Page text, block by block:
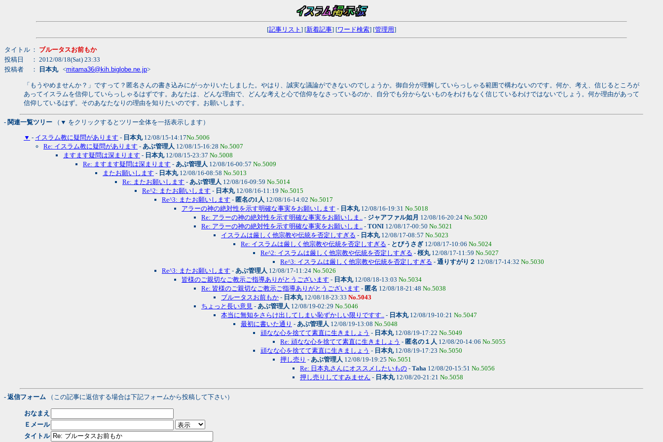
[記事リスト ] [新着記事] [ワード検索] [管理用]
タイトル ： ブルータスお前もか
投稿日
： 2012/08/18(Sat) 23:33
投稿者
： 日本丸<mitama36@kih.biglobe.ne.jp>
「もうやめませんか？」ですって？匿名さんの書き込みにがっかりいたしました。やはり、誠実な議論ができないのでしょうか。御自分が理解していらっしゃる範囲で構わないのです。何か、考え、信じるところが
あってイスラムを信仰していらっしゃるはずです。あなたは、どんな理由で、どんな考えと心で信仰をなさっているのか、自分でも分からないものをわけもなく信じているわけではないでしょう。何か理由があって
信仰しているはず。そのあなたなりの理由を知りたいのです。お願いします。
- 関連一覧ツリー （▼ をクリックするとツリー全体を一括表示します）
▼ - イスラム教に疑問があります - 日本丸12/08/15-14:17No.5006
Re: イスラム教に疑問があります - あぶ管理人 12/08/15-16:28 No.5007
ますます疑問は深まります - 日本丸12/08/15-23:37 No.5008
Re: ますます疑問は深まります - あぶ管理人 12/08/16-00:57 No.5009
またお願いします - 日本丸12/08/16-08:58 No.5013
Re: またお願いします - あぶ管理人 12/08/16-09:59 No.5014
Re^2: またお願いします - 日本丸12/08/16-11:19 No.5015
Re^3: またお願いします - 匿名の1人 12/08/16-14:02 No.5017
アラーの神の絶対性を示す明確な事実をお願いします - 日本丸12/08/16-19:31 No.5018
Re: アラーの神の絶対性を示す明確な事実をお願いしま.. - ジャアファル如月 12/08/16-20:24 No.5020
Re: アラーの神の絶対性を示す明確な事実をお願いしま.. - TONI 12/08/17-00:50 No.5021
イスラムは厳しく他宗教や伝統を否定しすぎる - 日本丸12/08/17-08:57 No.5023
Re: イスラムは厳しく他宗教や伝統を否定しすぎる - とびうさぎ 12/08/17-10:06 No.5024
Re^2: イスラムは厳しく他宗教や伝統を否定しすぎる - 桜丸12/08/17-11:59 No.5027
Re^3: イスラムは厳しく他宗教や伝統を否定しすぎる - 通りすがり２ 12/08/17-14:32 No.5030
Re^3: またお願いします - あぶ管理人 12/08/17-11:24 No.5026
皆様のご親切なご教示ご指導ありがとうございます - 日本丸12/08/18-13:03 No.5034
Re: 皆様のご親切なご教示ご指導ありがとうございます - 匿名 12/08/18-21:48 No.5038
ブルータスお前もか - 日本丸12/08/18-23:33 No.5043
ちょっと長い意見 - あぶ管理人 12/08/19-02:29 No.5046
本当に無知をさらけ出してしまい恥ずかしい限りですす.. - 日本丸12/08/19-10:21 No.5047
最初に書いた通り - あぶ管理人 12/08/19-13:08 No.5048
頑なな心を捨てて素直に生きましょう - 日本丸12/08/19-17:22 No.5049
Re: 頑なな心を捨てて素直に生きましょう - 匿名の１人 12/08/20-14:06 No.5055
頑なな心を捨てて素直に生きましょう - 日本丸12/08/19-17:23 No.5050
押し売り - あぶ管理人 12/08/19-19:25 No.5051
Re: 日本丸さんにオススメしたいもの - Taha 12/08/20-15:51 No.5056
押し売りしてすみません - 日本丸12/08/20-21:21 No.5058
- 返信フォーム （この記事に返信する場合は下記フォームから投稿して下さい）
おなまえ
Ｅメール
タイトル